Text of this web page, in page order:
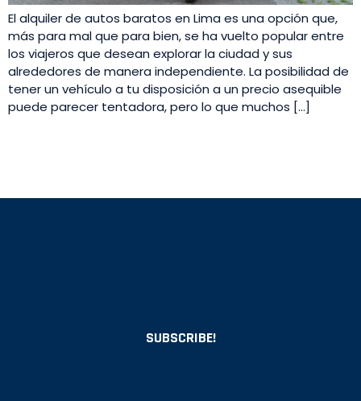
El alquiler de autos baratos en Lima es una opción que,
más para mal que para bien, se ha vuelto popular entre
los viajeros que desean explorar la ciudad y sus
alrededores de manera independiente. La posibilidad de
tener un vehículo a tu disposición a un precio asequible
puede parecer tentadora, pero lo que muchos […]
SUBSCRIBE!